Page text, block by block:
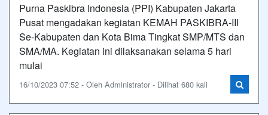
Purna Paskibra Indonesia (PPI) Kabupaten Jakarta
Pusat mengadakan kegiatan KEMAH PASKIBRA-III
Se-Kabupaten dan Kota Bima Tingkat SMP/MTS dan
SMA/MA. Kegiatan ini dilaksanakan selama 5 hari
mulai
16/10/2023 07:52 - Oleh Administrator - Dilihat 680 kali